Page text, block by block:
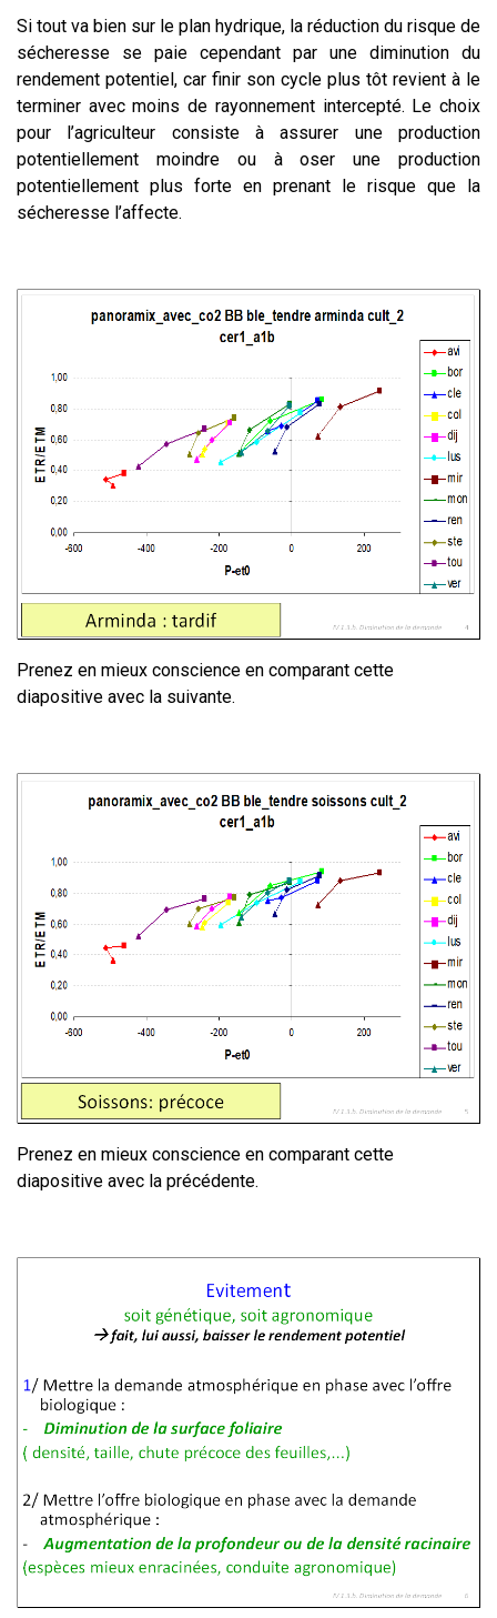
Si tout va bien sur le plan hydrique, la réduction du risque de
sécheresse se paie cependant par une diminution du
rendement potentiel, car finir son cycle plus tôt revient à le
terminer avec moins de rayonnement intercepté. Le choix
pour l’agriculteur consiste à assurer une production
potentiellement moindre ou à oser une production
potentiellement plus forte en prenant le risque que la
sécheresse l’affecte.
Prenez en mieux conscience en comparant cette
diapositive avec la suivante.
Prenez en mieux conscience en comparant cette
diapositive avec la précédente.